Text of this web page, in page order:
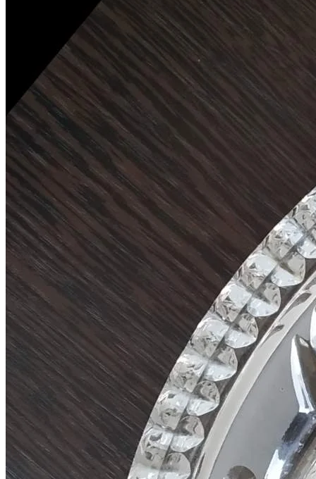
Избранное
Сохраняйте интересные объявления, чтобы быстро
вернуться к ним позже.
Перейти в избранное